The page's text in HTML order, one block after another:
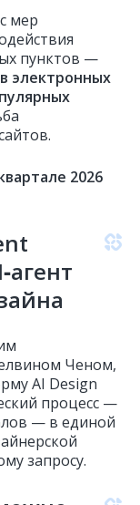
мер
пунктов —
электронных
2026
Ченом,
AI Design
процесс —
— в единой
запросу.